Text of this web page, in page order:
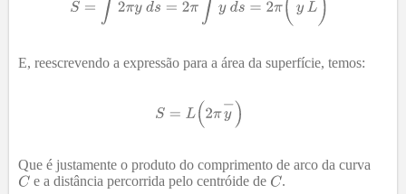
E, reescrevendo a expressão para a área da superfície, temos:
Que é justamente o produto do comprimento de arco da curva
e a distância percorrida pelo centróide de
.